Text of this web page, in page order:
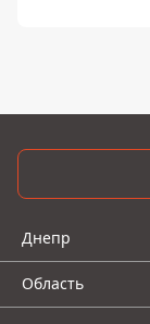
Днепр
Область